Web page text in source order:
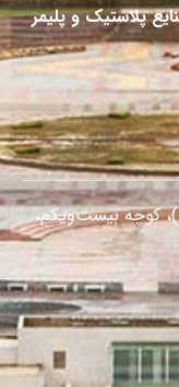
پلاستیک و پلیمر
کوچه بیست‌ویکم،